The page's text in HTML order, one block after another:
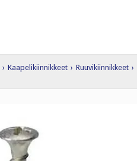
› Kaapelikiinnikkeet › Ruuvikiinnikkeet ›